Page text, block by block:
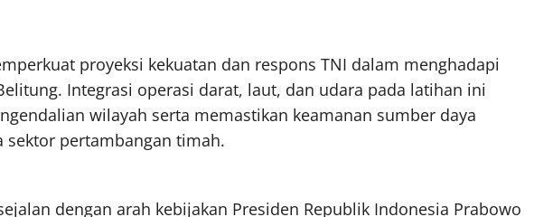
proyeksi kekuatan dan respons TNI dalam menghadapi
Integrasi operasi darat, laut, dan udara pada latihan ini
wilayah serta memastikan keamanan sumber daya
sektor pertambangan timah.
dengan arah kebijakan Presiden Republik Indonesia Prabowo